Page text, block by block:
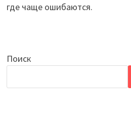
где чаще ошибаются.
Поиск